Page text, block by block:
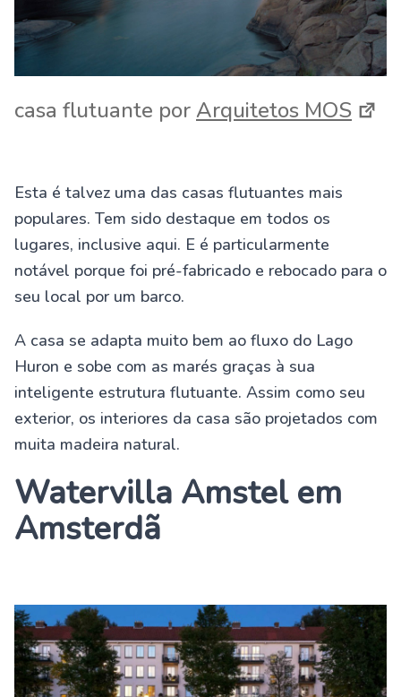
casa flutuante por Arquitetos MOS
Esta é talvez uma das casas flutuantes mais
populares. Tem sido destaque em todos os
lugares, inclusive aqui. E é particularmente
notável porque foi pré-fabricado e rebocado para o
seu local por um barco.
A casa se adapta muito bem ao fluxo do Lago
Huron e sobe com as marés graças à sua
inteligente estrutura flutuante. Assim como seu
exterior, os interiores da casa são projetados com
muita madeira natural.
Watervilla Amstel em
Amsterdã